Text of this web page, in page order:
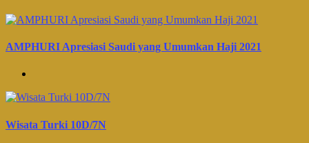
AMPHURI Apresiasi Saudi yang Umumkan Haji 2021
Wisata Turki 10D/7N